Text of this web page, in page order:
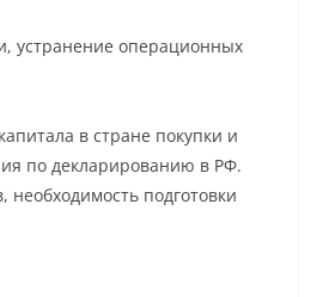
устранение операционных
в стране покупки и
по декларированию в РФ.
необходимость подготовки